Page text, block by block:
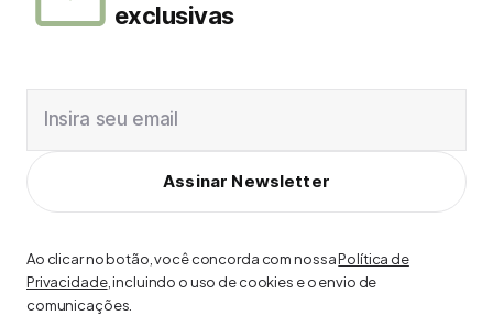
exclusivas
Insira seu email
Assinar Newsletter
Ao clicar no botão, você concorda com nossaPolítica de
Privacidade, incluindo o uso de cookies e o envio de
comunicações.